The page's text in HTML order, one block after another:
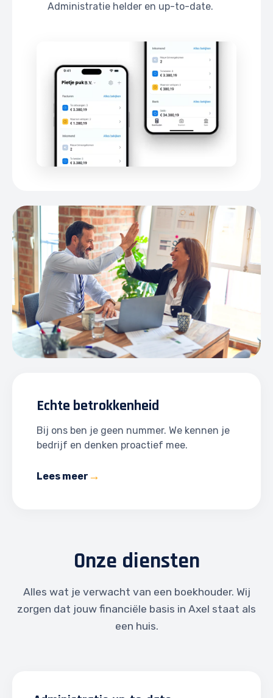
Administratie helder en up-to-date.
Echte betrokkenheid
Bij ons ben je geen nummer. We kennen je
bedrijf en denken proactief mee.
Lees meer
Onze diensten
Alles wat je verwacht van een boekhouder. Wij
zorgen dat jouw financiële basis in Axel staat als
een huis.